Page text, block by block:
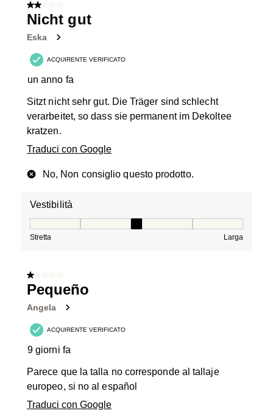
2 su 5 stelle.
Nicht gut
Eska
ACQUIRENTE VERIFICATO
un anno fa
Sitzt nicht sehr gut. Die Träger sind schlecht
verarbeitet, so dass sie permanent im Dekoltee
kratzen.
Traduci con Google
No, Non consiglio questo prodotto.
Vestibilità
Stretta Larga
1 su 5 stelle.
Pequeño
Angela
ACQUIRENTE VERIFICATO
9 giorni fa
Parece que la talla no corresponde al tallaje
europeo, si no al español
Traduci con Google